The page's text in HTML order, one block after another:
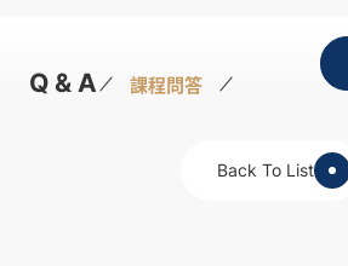
Q & A 課程問答
Back To List